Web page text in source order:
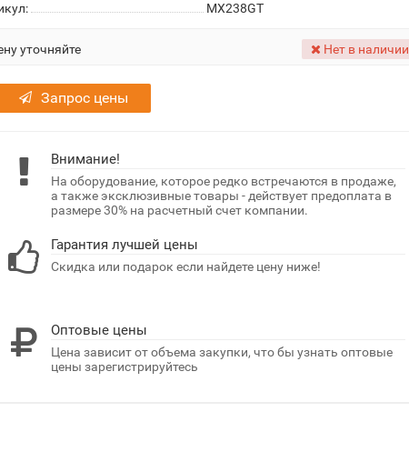
MX238GT
уточняйте Нет в наличии
Запрос цены
Внимание!
На оборудование, которое редко встречаются в продаже,
а также эксклюзивные товары - действует предоплата в
размере 30% на расчетный счет компании.
Гарантия лучшей цены
Скидка или подарок если найдете цену ниже!
Оптовые цены
Цена зависит от объема закупки, что бы узнать оптовые
цены зарегистрируйтесь